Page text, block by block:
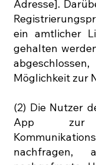
Adresse].
ein amtlicher
gehalten
Möglichkeit zur
(2) Die Nutzer
App zur
nachfragen,